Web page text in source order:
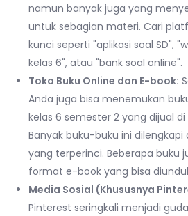
namun banyak juga yang
untuk sebagian materi. Cari
kunci seperti "aplikasi soal SD",
kelas 6", atau "bank soal online".
Toko Buku Online dan E-book:
Anda juga bisa menemukan
kelas 6 semester 2 yang dijual
Banyak buku-buku ini
yang terperinci. Beberapa buku
format e-book yang bisa
Media Sosial (Khususnya
Pinterest seringkali menjadi